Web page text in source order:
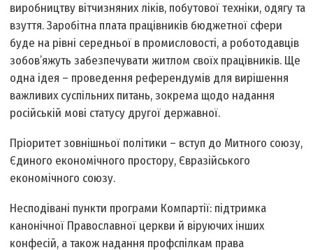
виробництву вітчизняних ліків, побутової техніки, одягу та
взуття. Заробітна плата працівників бюджетної сфери
буде на рівні середньої в промисловості, а роботодавців
зобов’яжуть забезпечувати житлом своїх працівників. Ще
одна ідея – проведення референдумів для вирішення
важливих суспільних питань, зокрема щодо надання
російській мові статусу другої державної.
Пріоритет зовнішньої політики – вступ до Митного союзу,
Єдиного економічного простору, Євразійського
економічного союзу.
Несподівані пункти програми Компартії: підтримка
канонічної Православної церкви й віруючих інших
конфесій, а також надання профспілкам права